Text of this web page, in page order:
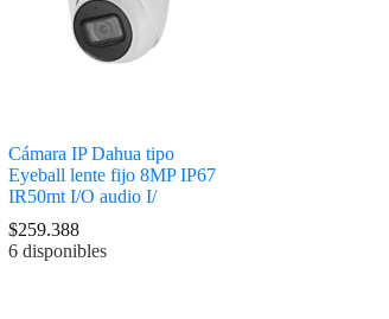
Cámara IP Dahua tipo
Eyeball lente fijo 8MP IP67
IR50mt I/O audio I/
$259.388
6 disponibles